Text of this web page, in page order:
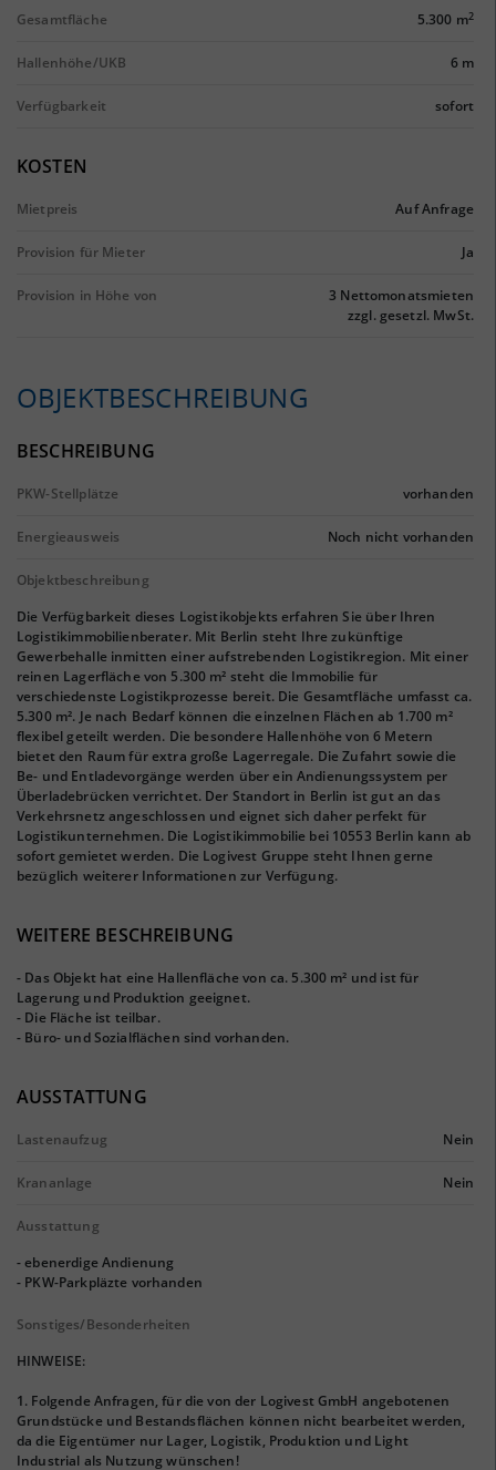
Gesamtfläche 5.300 m2
Hallenhöhe/UKB 6 m
Verfügbarkeit sofort
KOSTEN
Mietpreis Auf Anfrage
Provision für Mieter Ja
Provision in Höhe von
3 Nettomonatsmieten
zzgl. gesetzl. MwSt.
OBJEKTBESCHREIBUNG
BESCHREIBUNG
PKW-Stellplätze vorhanden
Energieausweis Noch nicht vorhanden
Objektbeschreibung
Die Verfügbarkeit dieses Logistikobjekts erfahren Sie über Ihren
Logistikimmobilienberater. Mit Berlin steht Ihre zukünftige
Gewerbehalle inmitten einer aufstrebenden Logistikregion. Mit einer
reinen Lagerfläche von 5.300 m² steht die Immobilie für
verschiedenste Logistikprozesse bereit. Die Gesamtfläche umfasst ca.
5.300 m². Je nach Bedarf können die einzelnen Flächen ab 1.700 m²
flexibel geteilt werden. Die besondere Hallenhöhe von 6 Metern
bietet den Raum für extra große Lagerregale. Die Zufahrt sowie die
Be- und Entladevorgänge werden über ein Andienungssystem per
Überladebrücken verrichtet. Der Standort in Berlin ist gut an das
Verkehrsnetz angeschlossen und eignet sich daher perfekt für
Logistikunternehmen. Die Logistikimmobilie bei 10553 Berlin kann ab
sofort gemietet werden. Die Logivest Gruppe steht Ihnen gerne
bezüglich weiterer Informationen zur Verfügung.
WEITERE BESCHREIBUNG
- Das Objekt hat eine Hallenfläche von ca. 5.300 m² und ist für
Lagerung und Produktion geeignet.
- Die Fläche ist teilbar.
- Büro- und Sozialflächen sind vorhanden.
AUSSTATTUNG
Lastenaufzug Nein
Krananlage Nein
Ausstattung
- ebenerdige Andienung
- PKW-Parkpläzte vorhanden
Sonstiges/Besonderheiten
HINWEISE:
1. Folgende Anfragen, für die von der Logivest GmbH angebotenen
Grundstücke und Bestandsflächen können nicht bearbeitet werden,
da die Eigentümer nur Lager, Logistik, Produktion und Light
Industrial als Nutzung wünschen!